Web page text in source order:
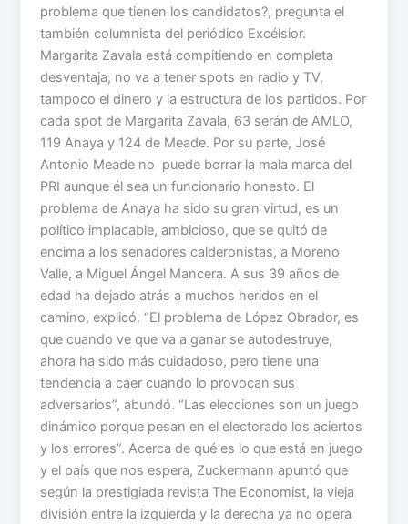
problema que tienen los candidatos?, pregunta el
también columnista del periódico Excélsior.
Margarita Zavala está compitiendo en completa
desventaja, no va a tener spots en radio y TV,
tampoco el dinero y la estructura de los partidos. Por
cada spot de Margarita Zavala, 63 serán de AMLO,
119 Anaya y 124 de Meade. Por su parte, José
Antonio Meade no puede borrar la mala marca del
PRI aunque él sea un funcionario honesto. El
problema de Anaya ha sido su gran virtud, es un
político implacable, ambicioso, que se quitó de
encima a los senadores calderonistas, a Moreno
Valle, a Miguel Ángel Mancera. A sus 39 años de
edad ha dejado atrás a muchos heridos en el
camino, explicó. “El problema de López Obrador, es
que cuando ve que va a ganar se autodestruye,
ahora ha sido más cuidadoso, pero tiene una
tendencia a caer cuando lo provocan sus
adversarios”, abundó. “Las elecciones son un juego
dinámico porque pesan en el electorado los aciertos
y los errores”. Acerca de qué es lo que está en juego
y el país que nos espera, Zuckermann apuntó que
según la prestigiada revista The Economist, la vieja
división entre la izquierda y la derecha ya no opera